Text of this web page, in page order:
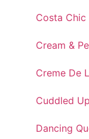
Costa Chic
Cream &
Creme De
Cuddled
Dancing